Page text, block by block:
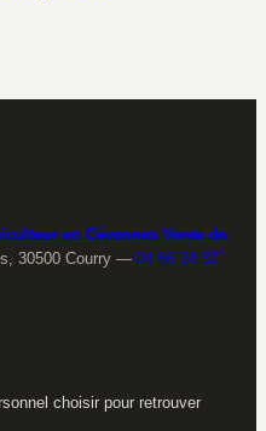
champ
en Cévennes Vente de
30500 Courry — 04 66 24 37
choisir pour retrouver